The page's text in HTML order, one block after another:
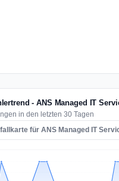
- ANS Managed IT
in den letzten 30 Tagen
für ANS Managed IT